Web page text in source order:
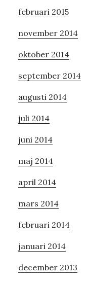
februari 2015
november 2014
oktober 2014
september 2014
augusti 2014
juli 2014
juni 2014
maj 2014
april 2014
mars 2014
februari 2014
januari 2014
december 2013